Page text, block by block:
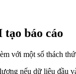
báo cáo
với một số thách
nếu dữ liệu đầu